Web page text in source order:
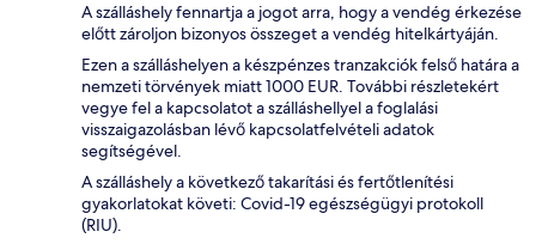
A szálláshely fennartja a jogot arra, hogy a vendég érkezése
előtt zároljon bizonyos összeget a vendég hitelkártyáján.
Ezen a szálláshelyen a készpénzes tranzakciók felső határa a
nemzeti törvények miatt 1000 EUR. További részletekért
vegye fel a kapcsolatot a szálláshellyel a foglalási
visszaigazolásban lévő kapcsolatfelvételi adatok
segítségével.
A szálláshely a következő takarítási és fertőtlenítési
gyakorlatokat követi: Covid-19 egészségügyi protokoll
(RIU).